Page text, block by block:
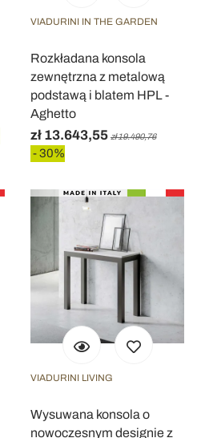
VIADURINI IN THE GARDEN
Rozkładana konsola
zewnętrzna z metalową
podstawą i blatem HPL -
Aghetto
zł 13.643,55 zł 19.490,76
- 30%
VIADURINI LIVING
Wysuwana konsola o
nowoczesnym designie z